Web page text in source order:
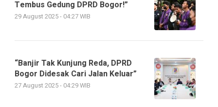
Tembus Gedung DPRD Bogor!”
29 August 2025 - 04:27 WIB
“Banjir Tak Kunjung Reda, DPRD
Bogor Didesak Cari Jalan Keluar”
27 August 2025 - 04:29 WIB